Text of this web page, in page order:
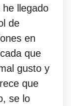
he llegado
de
en
que
gusto y
que
se lo